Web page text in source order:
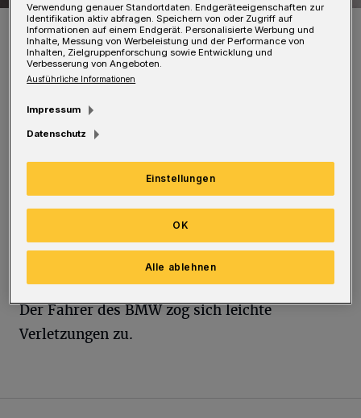
Symbolfoto.
Foto: Polizei
Der 15-Jährige wollte auf Höhe der
losrannte, wurde er von einem Auto erfasst.
Der Jugendliche musste zur stationären
Behandlung in ein Krankenhaus gebracht
Der Fahrer des BMW zog sich leichte
Verletzungen zu.
Verwendung genauer Standortdaten. Endgeräteeigenschaften zur
Identifikation aktiv abfragen. Speichern von oder Zugriff auf
Informationen auf einem Endgerät. Personalisierte Werbung und
Inhalte, Messung von Werbeleistung und der Performance von
Inhalten, Zielgruppenforschung sowie Entwicklung und
Verbesserung von Angeboten.
Ausführliche Informationen
Impressum
Datenschutz
Einstellungen
Alle ablehnen
OK